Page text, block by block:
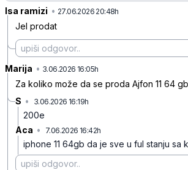
Isa ramizi • 27.06.2026 20:48h
Jel prodat
Marija • 3.06.2026 16:05h
Za koliko može da se proda Ajfon 11 64 gb
S • 3.06.2026 16:19h
200e
Aca • 7.06.2026 16:42h
iphone 11 64gb da je sve u ful stanju sa